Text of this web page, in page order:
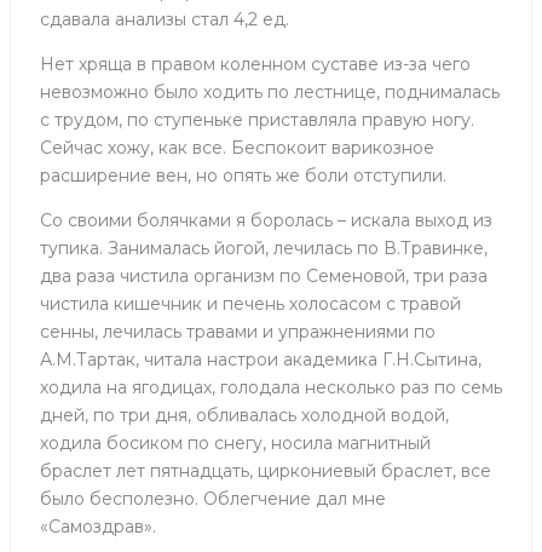
сдавала анализы стал 4,2 ед.
Нет хряща в правом коленном суставе из-за чего
невозможно было ходить по лестнице, поднималась
с трудом, по ступеньке приставляла правую ногу.
Сейчас хожу, как все. Беспокоит варикозное
расширение вен, но опять же боли отступили.
Со своими болячками я боролась – искала выход из
тупика. Занималась йогой, лечилась по В.Травинке,
два раза чистила организм по Семеновой, три раза
чистила кишечник и печень холосасом с травой
сенны, лечилась травами и упражнениями по
А.М.Тартак, читала настрои академика Г.Н.Сытина,
ходила на ягодицах, голодала несколько раз по семь
дней, по три дня, обливалась холодной водой,
ходила босиком по снегу, носила магнитный
браслет лет пятнадцать, циркониевый браслет, все
было бесполезно. Облегчение дал мне
«Самоздрав».